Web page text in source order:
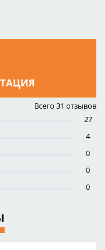
Всего 31 отзывов
27
4
0
0
0